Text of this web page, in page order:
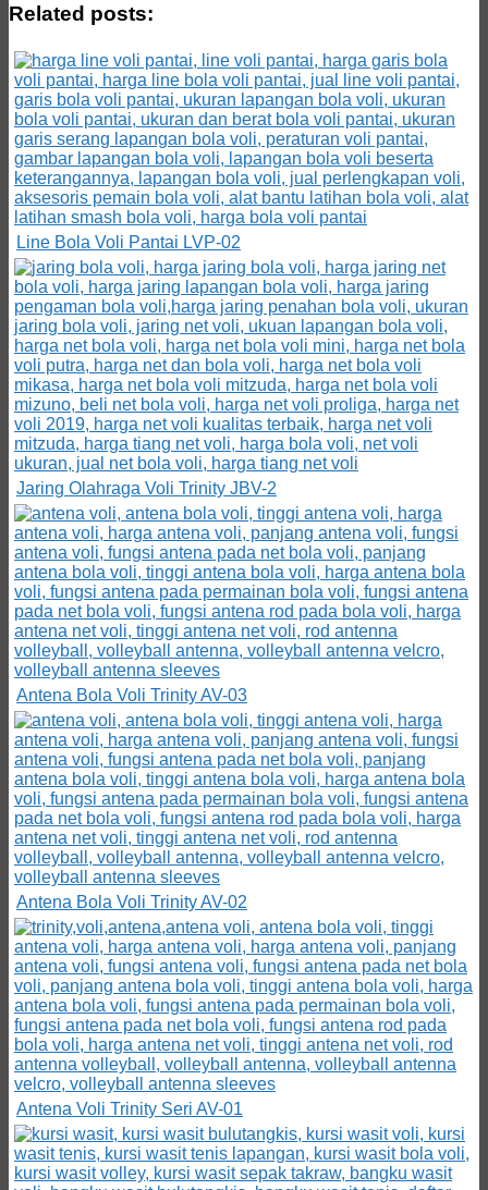
Related posts:
Line Bola Voli Pantai LVP-02
Jaring Olahraga Voli Trinity JBV-2
Antena Bola Voli Trinity AV-03
Antena Bola Voli Trinity AV-02
Antena Voli Trinity Seri AV-01